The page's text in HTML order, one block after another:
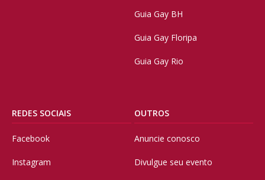
Guia Gay BH
Guia Gay Floripa
Guia Gay Rio
REDES SOCIAIS
Facebook
Instagram
OUTROS
Anuncie conosco
Divulgue seu evento